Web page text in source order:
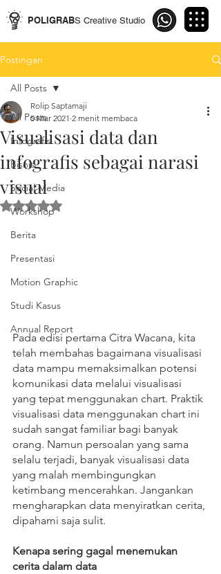
POLIGRABS Creative Studio
Postingan
All Posts
Infografis
Bisnis
Social Media
Workshop
Berita
Presentasi
Motion Graphic
Studi Kasus
Annual Report
All Posts
Visualisasi data dan
infografis sebagai narasi
visual
Rolip Saptamaji
5 Mar 2021 2 menit membaca
Dinilai NaN dari 5 bintang.
Pada edisi pertama Citra Wacana, kita
telah membahas bagaimana visualisasi
data mampu memaksimalkan potensi
komunikasi data melalui visualisasi
yang tepat menggunakan chart. Praktik
visualisasi data menggunakan chart ini
sudah sangat familiar bagi banyak
orang. Namun persoalan yang sama
selalu terjadi, banyak visualisasi data
yang malah membingungkan
ketimbang mencerahkan. Jangankan
mengharapkan data menyiratkan cerita,
dipahami saja sulit.
Kenapa sering gagal menemukan
cerita dalam data